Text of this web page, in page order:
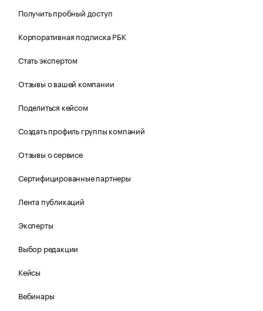
Получить пробный доступ
Корпоративная подписка РБК
Стать экспертом
Отзывы о вашей компании
Поделиться кейсом
Создать профиль группы компаний
Отзывы о сервисе
Сертифицированные партнеры
Лента публикаций
Эксперты
Выбор редакции
Кейсы
Вебинары